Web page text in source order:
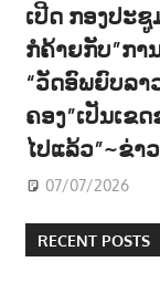
ເປີດ ກອງປະ
ກໍຄ້າຍກັບ”ກາ
“ວັດອົພຍົບລາ
ຄອງ”ເປັນເຂ
ໄປແລ້ວ”~ຂ່າ
07/07/2026
RECENT POSTS